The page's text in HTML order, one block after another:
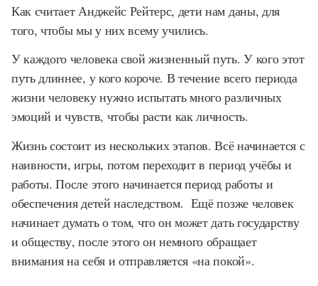
Как считает Анджейс Рейтерс, дети нам даны, для
того, чтобы мы у них всему учились.
У каждого человека свой жизненный путь. У кого этот
путь длиннее, у кого короче. В течение всего периода
жизни человеку нужно испытать много различных
эмоций и чувств, чтобы расти как личность.
Жизнь состоит из нескольких этапов. Всё начинается с
наивности, игры, потом переходит в период учёбы и
работы. После этого начинается период работы и
обеспечения детей наследством. Ещё позже человек
начинает думать о том, что он может дать государству
и обществу, после этого он немного обращает
внимания на себя и отправляется «на покой».